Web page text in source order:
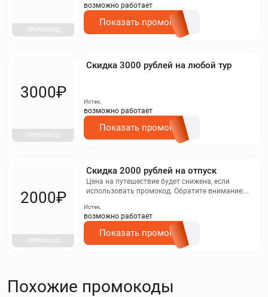
ПРОМОКОД
возможно работает
Показать промокод
Скидка 3000 рублей на любой тур
3000₽
ПРОМОКОД
Истек,
возможно работает
Показать промокод
Скидка 2000 рублей на отпуск
Цена на путешествие будет снижена, если
использовать промокод. Обратите внимание:
в акции.
2000₽
ПРОМОКОД
Истек,
возможно работает
Показать промокод
Похожие промокоды